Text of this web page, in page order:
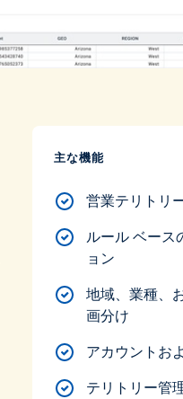
主な機能
営業テリトリ
ルール ベース
ョン
地域、業種、
画分け
アカウントお
テリトリー管